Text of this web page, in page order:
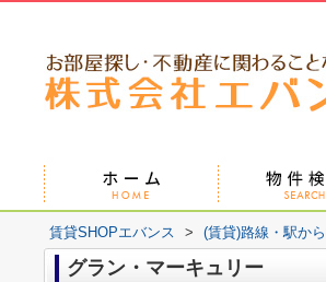
賃貸SHOPエバンス > (賃貸)路線・駅か
グラン・マーキュリー